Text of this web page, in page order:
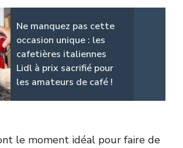
Ne manquez pas cette
occasion unique : les
cafetières italiennes
Lidl à prix sacrifié pour
les amateurs de café !
le moment idéal pour faire de